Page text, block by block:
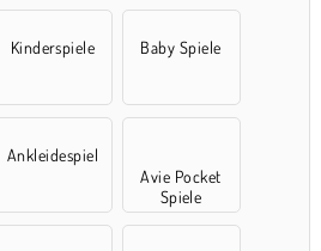
Kinderspiele Baby Spiele
Ankleidespiel
Avie Pocket
Spiele